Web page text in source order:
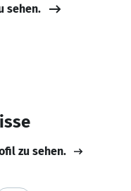
sehen.
zu sehen.